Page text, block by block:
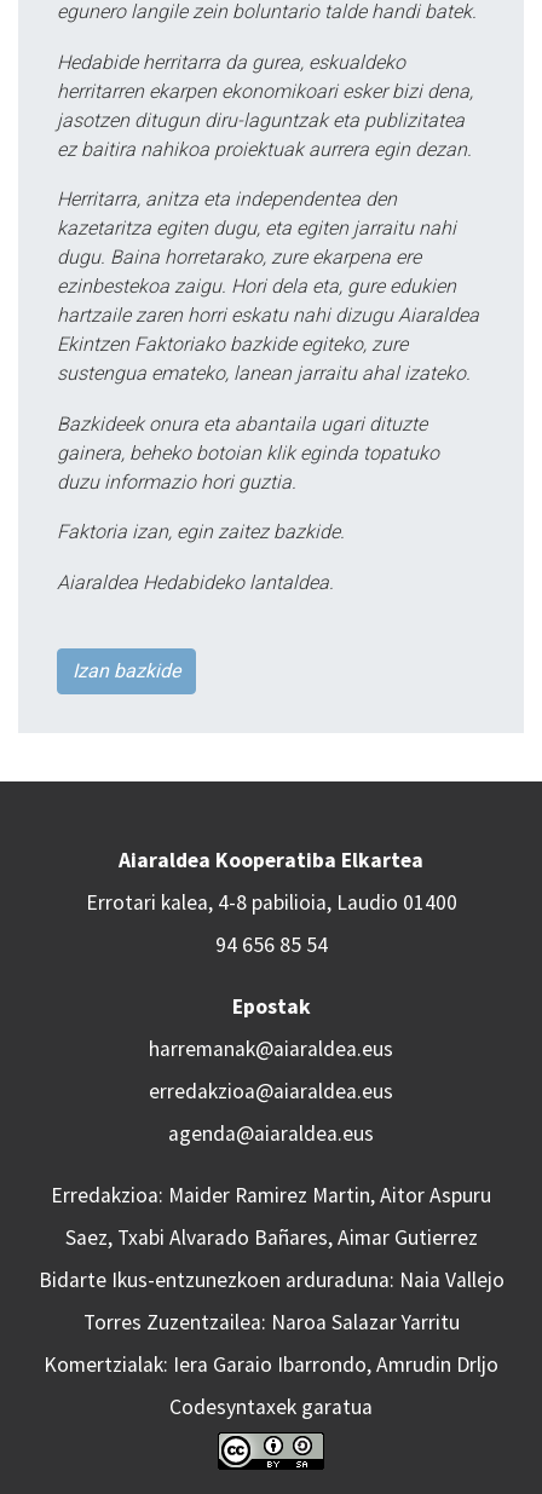
egunero langile zein boluntario talde handi batek.
Hedabide herritarra da gurea, eskualdeko
herritarren ekarpen ekonomikoari esker bizi dena,
jasotzen ditugun diru-laguntzak eta publizitatea
ez baitira nahikoa proiektuak aurrera egin dezan.
Herritarra, anitza eta independentea den
kazetaritza egiten dugu, eta egiten jarraitu nahi
dugu. Baina horretarako, zure ekarpena ere
ezinbestekoa zaigu. Hori dela eta, gure edukien
hartzaile zaren horri eskatu nahi dizugu Aiaraldea
Ekintzen Faktoriako bazkide egiteko, zure
sustengua emateko, lanean jarraitu ahal izateko.
Bazkideek onura eta abantaila ugari dituzte
gainera, beheko botoian klik eginda topatuko
duzu informazio hori guztia.
Faktoria izan, egin zaitez bazkide.
Aiaraldea Hedabideko lantaldea.
Izan bazkide
Aiaraldea Kooperatiba Elkartea
Errotari kalea, 4-8 pabilioia, Laudio 01400
94 656 85 54
Epostak
harremanak@aiaraldea.eus
erredakzioa@aiaraldea.eus
agenda@aiaraldea.eus
Erredakzioa: Maider Ramirez Martin, Aitor Aspuru
Saez, Txabi Alvarado Bañares, Aimar Gutierrez
Bidarte Ikus-entzunezkoen arduraduna: Naia Vallejo
Torres Zuzentzailea: Naroa Salazar Yarritu
Komertzialak: Iera Garaio Ibarrondo, Amrudin Drljo
Codesyntaxek garatua